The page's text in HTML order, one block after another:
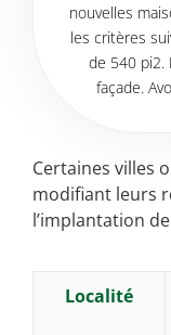
nouvelles
les critères
de 540 pi2.
façade.
Certaines villes
modifiant leurs
l’implantation
Localité